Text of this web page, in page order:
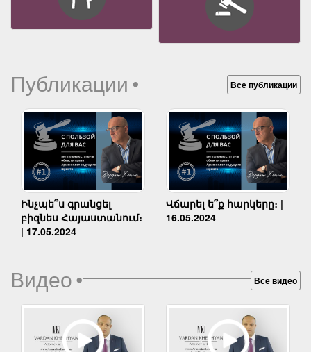
Публикации• Все публикации
Ինչպե՞ս գրանցել
բիզնես Հայաստանում։
| 17.05.2024
Վճարել ե՞ք հարկերը։ |
16.05.2024
Видео• Все видео